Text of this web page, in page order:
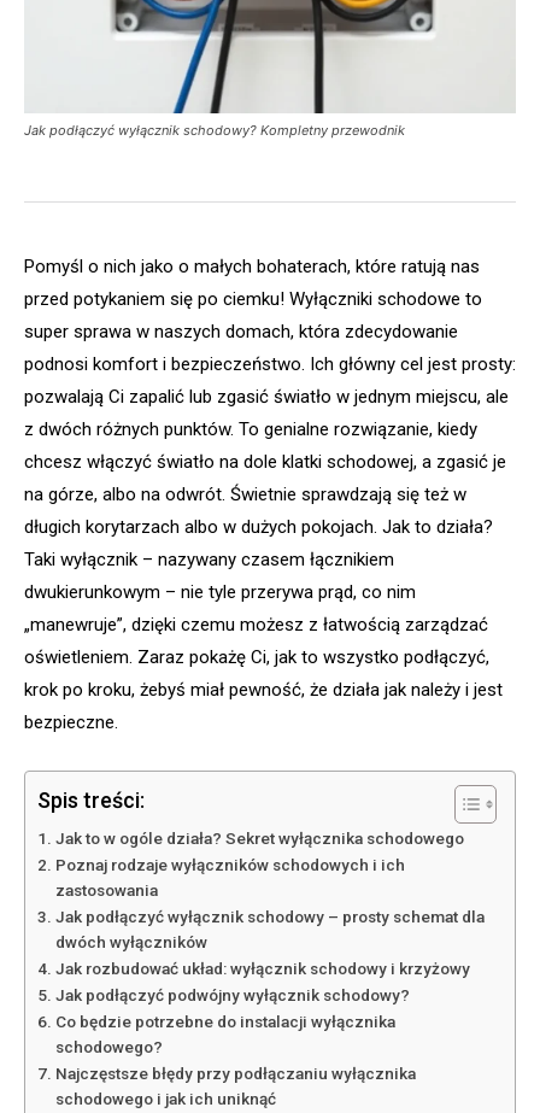
Jak podłączyć wyłącznik schodowy? Kompletny przewodnik
Pomyśl o nich jako o małych bohaterach, które ratują nas
przed potykaniem się po ciemku! Wyłączniki schodowe to
super sprawa w naszych domach, która zdecydowanie
podnosi komfort i bezpieczeństwo. Ich główny cel jest prosty:
pozwalają Ci zapalić lub zgasić światło w jednym miejscu, ale
z dwóch różnych punktów. To genialne rozwiązanie, kiedy
chcesz włączyć światło na dole klatki schodowej, a zgasić je
na górze, albo na odwrót. Świetnie sprawdzają się też w
długich korytarzach albo w dużych pokojach. Jak to działa?
Taki wyłącznik – nazywany czasem łącznikiem
dwukierunkowym – nie tyle przerywa prąd, co nim
„manewruje”, dzięki czemu możesz z łatwością zarządzać
oświetleniem. Zaraz pokażę Ci, jak to wszystko podłączyć,
krok po kroku, żebyś miał pewność, że działa jak należy i jest
bezpieczne.
Spis treści:
Jak to w ogóle działa? Sekret wyłącznika schodowego
Poznaj rodzaje wyłączników schodowych i ich
zastosowania
Jak podłączyć wyłącznik schodowy – prosty schemat dla
dwóch wyłączników
Jak rozbudować układ: wyłącznik schodowy i krzyżowy
Jak podłączyć podwójny wyłącznik schodowy?
Co będzie potrzebne do instalacji wyłącznika
schodowego?
Najczęstsze błędy przy podłączaniu wyłącznika
schodowego i jak ich uniknąć